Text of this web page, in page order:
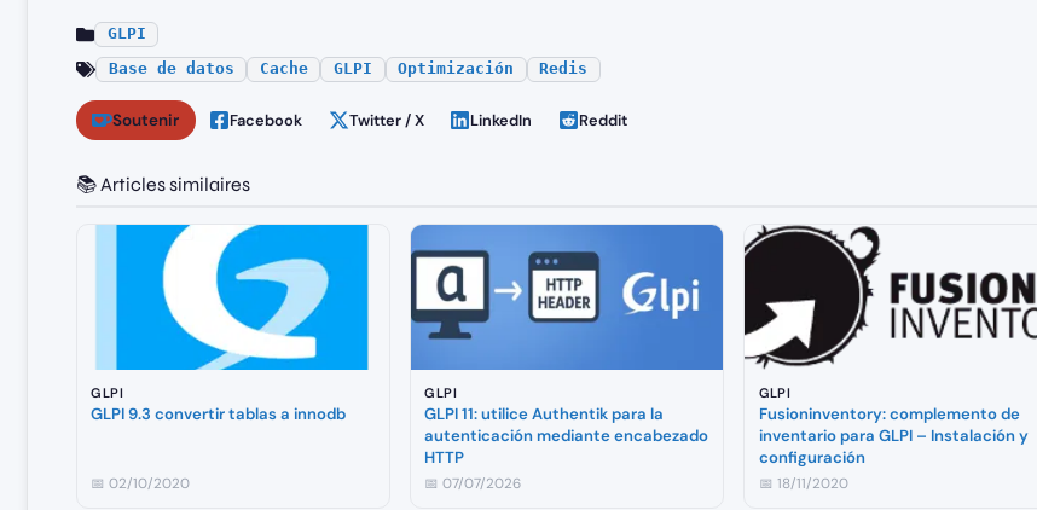
GLPI
Base de datos
Cache GLPI Optimización Redis
Soutenir Facebook Twitter / X LinkedIn Reddit
📚 Articles similaires
GLPI
GLPI 9.3 convertir tablas a innodb
📅 02/10/2020
GLPI
GLPI 11: utilice Authentik para la
autenticación mediante encabezado
HTTP
📅 07/07/2026
GLPI
Fusioninventory: complemento de
inventario para GLPI – Instalación y
configuración
📅 18/11/2020